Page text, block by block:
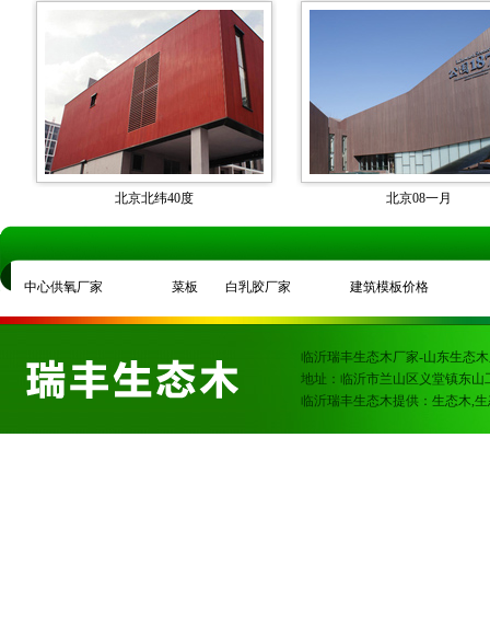
北京北纬40度 北京08一月
中心供氧厂家 菜板 白乳胶厂家 建筑模板价格
临沂瑞丰生态木厂家-山东生态
地址：临沂市兰山区义堂镇东山
临沂瑞丰生态木提供：生态木,